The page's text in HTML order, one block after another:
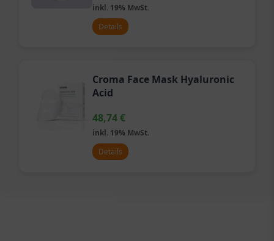
inkl. 19% MwSt.
Details
Croma Face Mask Hyaluronic
Acid
48,74€
inkl. 19% MwSt.
Details